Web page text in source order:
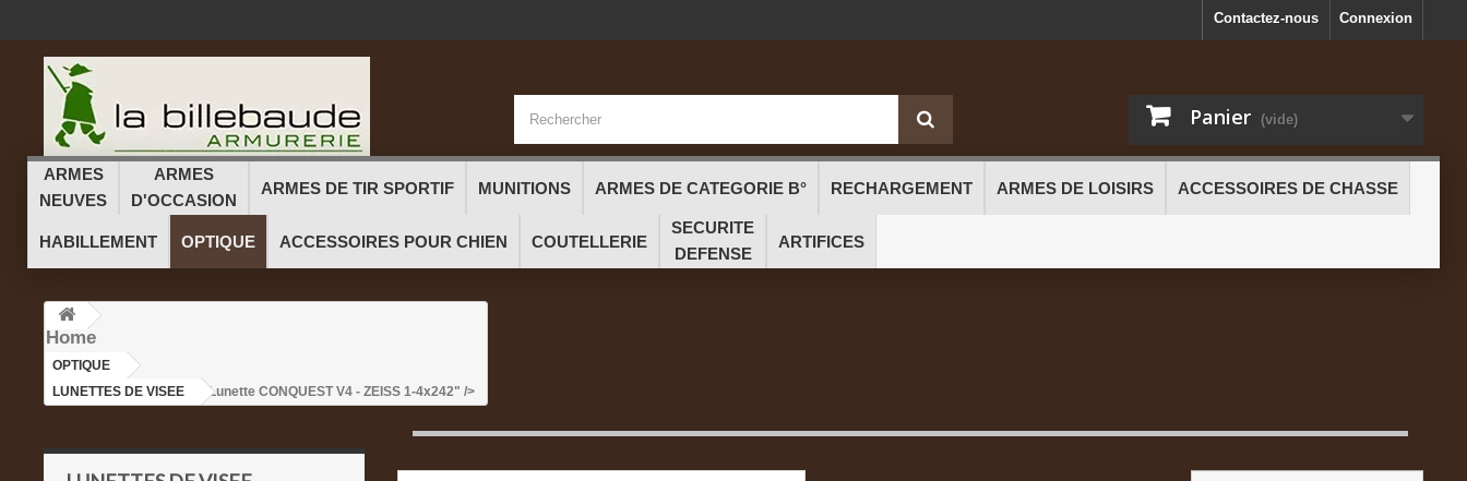
Connexion
Contactez-nous
Panier (vide)
ARMES
NEUVES
ARMES
D'OCCASION
ARMES DE TIR SPORTIF MUNITIONS ARMES DE CATEGORIE B° RECHARGEMENT ARMES DE LOISIRS ACCESSOIRES DE CHASSE
HABILLEMENT OPTIQUE ACCESSOIRES POUR CHIEN COUTELLERIE
SECURITE
DEFENSE
ARTIFICES
Home
OPTIQUE
LUNETTES DE VISEE
>Lunette CONQUEST V4 - ZEISS 1-4x242" />